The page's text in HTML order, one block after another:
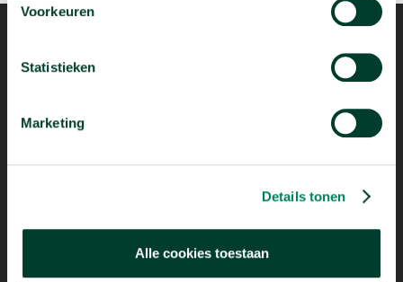
Voorkeuren
Statistieken
Marketing
Details tonen
Alle cookies toestaan